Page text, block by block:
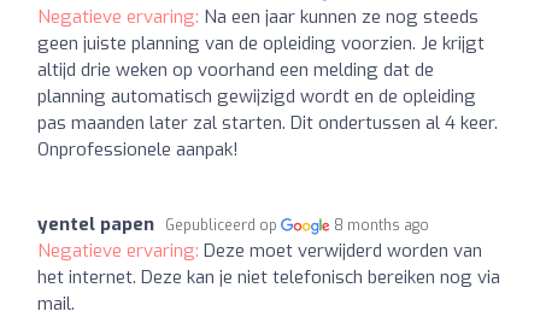
Negatieve ervaring: Na een jaar kunnen ze nog steeds
geen juiste planning van de opleiding voorzien. Je krijgt
altijd drie weken op voorhand een melding dat de
planning automatisch gewijzigd wordt en de opleiding
pas maanden later zal starten. Dit ondertussen al 4 keer.
Onprofessionele aanpak!
yentel papen Gepubliceerd op 8 months ago
Negatieve ervaring: Deze moet verwijderd worden van
het internet. Deze kan je niet telefonisch bereiken nog via
mail.